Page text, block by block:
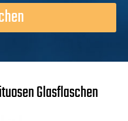
Glasflaschen